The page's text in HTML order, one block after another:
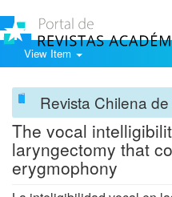
View Item
Revista Chilena
The vocal
laryngectomy that
erygmophony